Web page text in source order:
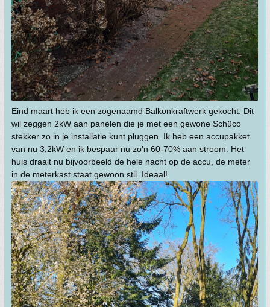
Eind maart heb ik een zogenaamd Balkonkraftwerk gekocht. Dit
wil zeggen 2kW aan panelen die je met een gewone Schüco
stekker zo in je installatie kunt pluggen. Ik heb een accupakket
van nu 3,2kW en ik bespaar nu zo’n 60-70% aan stroom. Het
huis draait nu bijvoorbeeld de hele nacht op de accu, de meter
in de meterkast staat gewoon stil. Ideaal!